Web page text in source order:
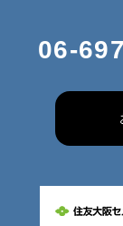
06-